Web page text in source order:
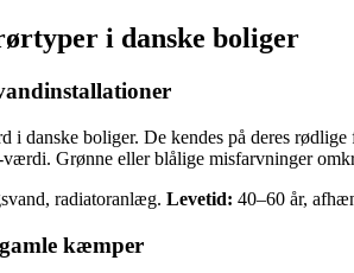
i danske boliger
i danske boliger. De kendes på deres
Grønne eller blålige misfarvninger
radiatoranlæg. Levetid: 40–60 år,
kæmper